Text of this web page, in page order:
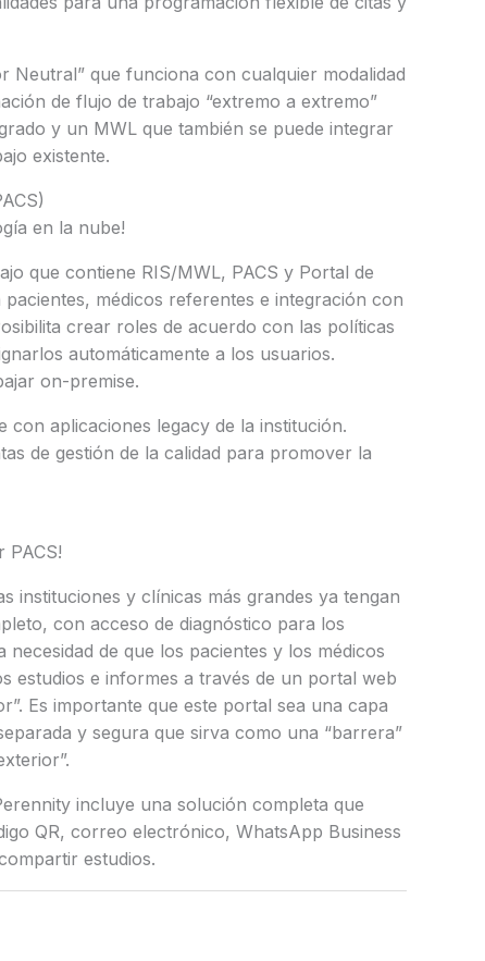
Neutral” que funciona con cualquier modalidad
de flujo de trabajo “extremo a extremo”
y un MWL que también se puede integrar
existente.
en la nube!
que contiene RIS/MWL, PACS y Portal de
médicos referentes e integración con
crear roles de acuerdo con las políticas
automáticamente a los usuarios.
on-premise.
con aplicaciones legacy de la institución.
de gestión de la calidad para promover la
PACS!
instituciones y clínicas más grandes ya tengan
con acceso de diagnóstico para los
necesidad de que los pacientes y los médicos
estudios e informes a través de un portal web
Es importante que este portal sea una capa
y segura que sirva como una “barrera”
incluye una solución completa que
QR, correo electrónico, WhatsApp Business
estudios.